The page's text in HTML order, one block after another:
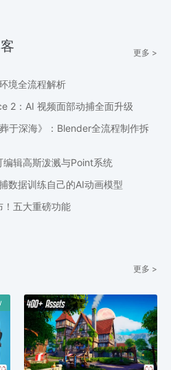
更多 >
境全流程解析
2：AI 视频面部动捕全面升级
于深海》：Blender全流程制作拆
辑高斯泼溅与Point系统
数据训练自己的AI动画模型
五大重磅功能
更多 >